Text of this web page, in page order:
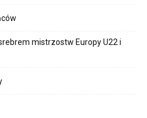
mistrzostw Europy U22 i